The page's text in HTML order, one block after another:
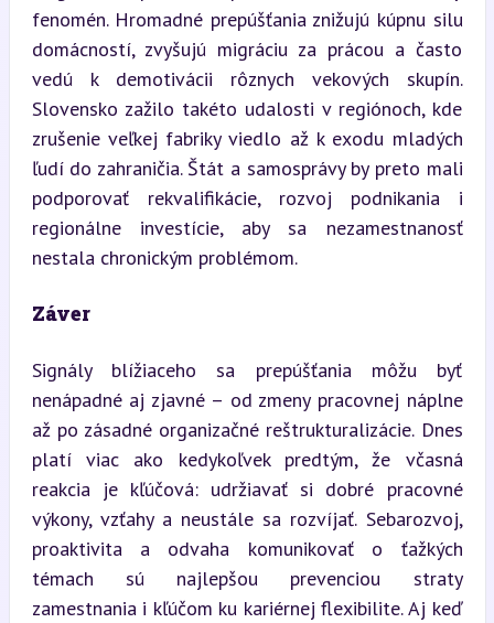
fenomén. Hromadné prepúšťania znižujú kúpnu silu
domácností, zvyšujú migráciu za prácou a často
vedú k demotivácii rôznych vekových skupín.
Slovensko zažilo takéto udalosti v regiónoch, kde
zrušenie veľkej fabriky viedlo až k exodu mladých
ľudí do zahraničia. Štát a samosprávy by preto mali
podporovať rekvalifikácie, rozvoj podnikania i
regionálne investície, aby sa nezamestnanosť
nestala chronickým problémom.
Záver
Signály blížiaceho sa prepúšťania môžu byť
nenápadné aj zjavné – od zmeny pracovnej náplne
až po zásadné organizačné reštrukturalizácie. Dnes
platí viac ako kedykoľvek predtým, že včasná
reakcia je kľúčová: udržiavať si dobré pracovné
výkony, vzťahy a neustále sa rozvíjať. Sebarozvoj,
proaktivita a odvaha komunikovať o ťažkých
témach sú najlepšou prevenciou straty
zamestnania i kľúčom ku kariérnej flexibilite. Aj keď